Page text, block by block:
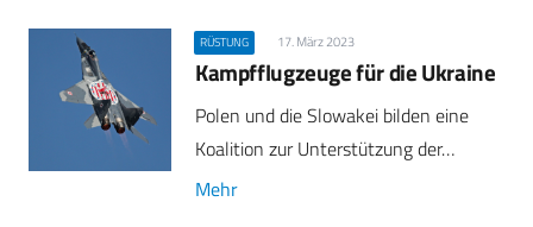
RÜSTUNG 17. März 2023
Kampfflugzeuge für die Ukraine
Polen und die Slowakei bilden eine
Koalition zur Unterstützung der…
Mehr